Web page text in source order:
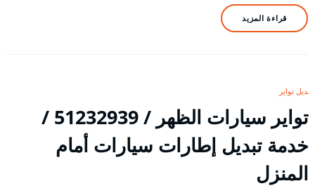
قراءة المزيد
تبديل تواير
تواير سيارات الظهر / 51232939‬ /
خدمة تبديل إطارات سيارات أمام
المنزل